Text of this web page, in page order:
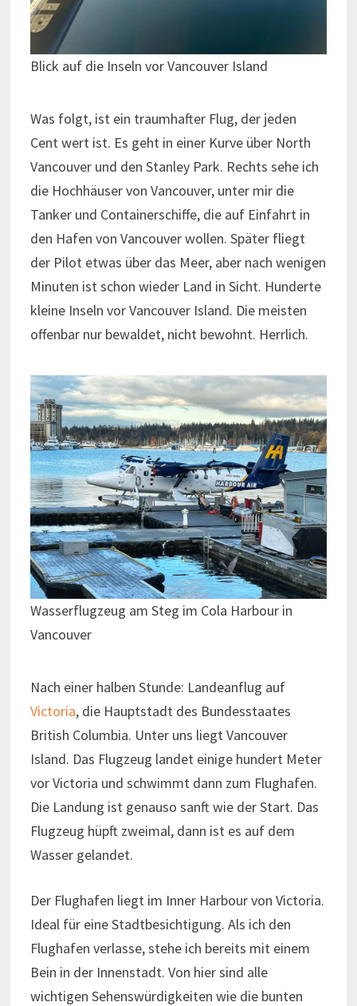
Blick auf die Inseln vor Vancouver Island
Was folgt, ist ein traumhafter Flug, der jeden
Cent wert ist. Es geht in einer Kurve über North
Vancouver und den Stanley Park. Rechts sehe ich
die Hochhäuser von Vancouver, unter mir die
Tanker und Containerschiffe, die auf Einfahrt in
den Hafen von Vancouver wollen. Später fliegt
der Pilot etwas über das Meer, aber nach wenigen
Minuten ist schon wieder Land in Sicht. Hunderte
kleine Inseln vor Vancouver Island. Die meisten
offenbar nur bewaldet, nicht bewohnt. Herrlich.
Wasserflugzeug am Steg im Cola Harbour in
Vancouver
Nach einer halben Stunde: Landeanflug auf
Victoria, die Hauptstadt des Bundesstaates
British Columbia. Unter uns liegt Vancouver
Island. Das Flugzeug landet einige hundert Meter
vor Victoria und schwimmt dann zum Flughafen.
Die Landung ist genauso sanft wie der Start. Das
Flugzeug hüpft zweimal, dann ist es auf dem
Wasser gelandet.
Der Flughafen liegt im Inner Harbour von Victoria.
Ideal für eine Stadtbesichtigung. Als ich den
Flughafen verlasse, stehe ich bereits mit einem
Bein in der Innenstadt. Von hier sind alle
wichtigen Sehenswürdigkeiten wie die bunten